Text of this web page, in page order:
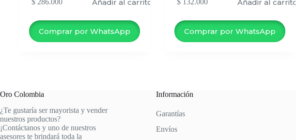
$ 286.000 Añadir al carrito
Comprar por WhatsApp
$ 132.000 Añadir al carrito
Comprar por WhatsApp
Oro Colombia
¿Te gustaría ser mayorista y vender
nuestros productos?
¡Contáctanos y uno de nuestros
asesores te brindará toda la
Información
Garantías
Envíos